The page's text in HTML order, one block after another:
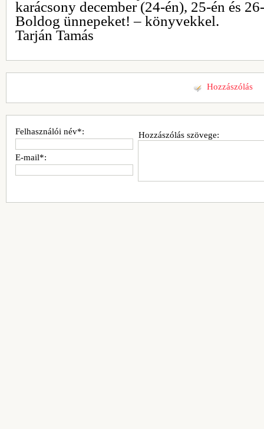
karácsony december (24-én), 25-én és
Boldog ünnepeket! – könyvekkel.
Tarján Tamás
Hozzászólás
Hozzászólás szövege:
Felhasználói név*:
E-mail*: